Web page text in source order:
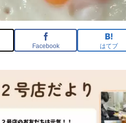
Facebook はてブ